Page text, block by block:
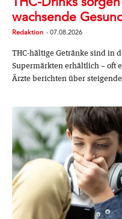
wachsende
Redaktion -07.08.2026
THC-hältige Getränke sind in
Supermärkten erhältlich – oft
Ärzte berichten über